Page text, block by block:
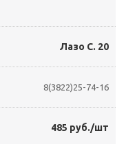
Лазо С. 20
8(3822)25-74-16
485 руб./шт